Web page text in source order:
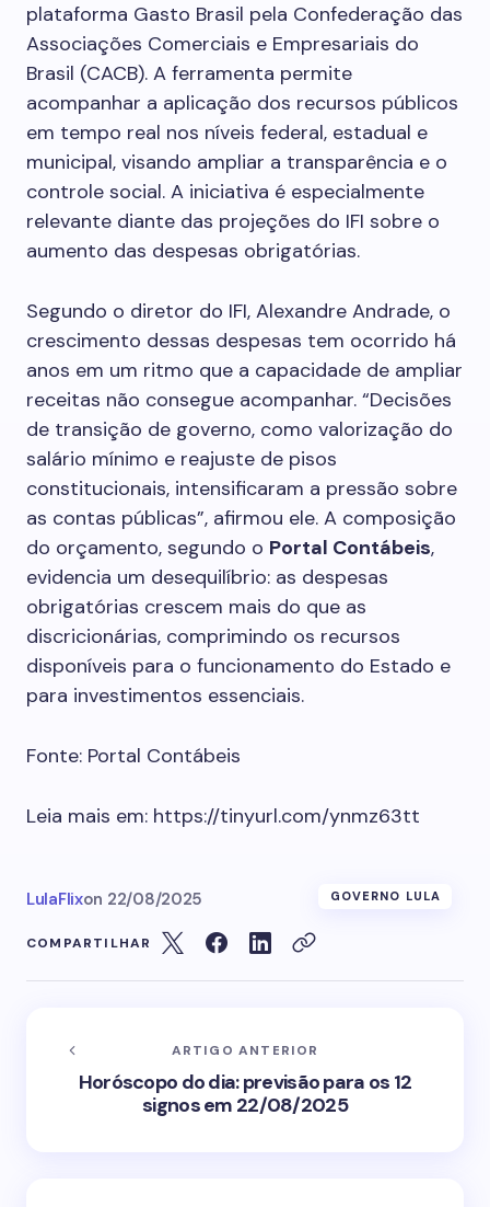
plataforma Gasto Brasil pela Confederação das
Associações Comerciais e Empresariais do
Brasil (CACB). A ferramenta permite
acompanhar a aplicação dos recursos públicos
em tempo real nos níveis federal, estadual e
municipal, visando ampliar a transparência e o
controle social. A iniciativa é especialmente
relevante diante das projeções do IFI sobre o
aumento das despesas obrigatórias.
Segundo o diretor do IFI, Alexandre Andrade, o
crescimento dessas despesas tem ocorrido há
anos em um ritmo que a capacidade de ampliar
receitas não consegue acompanhar. “Decisões
de transição de governo, como valorização do
salário mínimo e reajuste de pisos
constitucionais, intensificaram a pressão sobre
as contas públicas”, afirmou ele. A composição
do orçamento, segundo o Portal Contábeis,
evidencia um desequilíbrio: as despesas
obrigatórias crescem mais do que as
discricionárias, comprimindo os recursos
disponíveis para o funcionamento do Estado e
para investimentos essenciais.
Fonte: Portal Contábeis
Leia mais em: https://tinyurl.com/ynmz63tt
LulaFlixon 22/08/2025 GOVERNO LULA
COMPARTILHAR
ARTIGO ANTERIOR
Horóscopo do dia: previsão para os 12
signos em 22/08/2025